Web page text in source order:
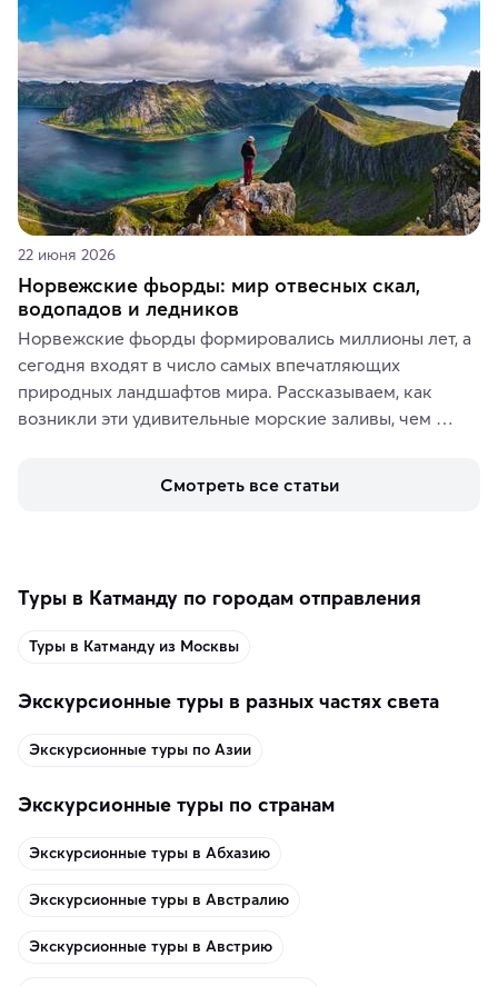
аутентичных лавках — в подарок близким или себе на
память о путешествии.
22 июня 2026
Норвежские фьорды: мир отвесных скал,
водопадов и ледников
Норвежские фьорды формировались миллионы лет, а
сегодня входят в число самых впечатляющих
природных ландшафтов мира. Рассказываем, как
возникли эти удивительные морские заливы, чем
включить в маршрут по Норвегии.
Смотреть все статьи
Туры в Катманду по городам отправления
Туры в Катманду из Москвы
Экскурсионные туры в разных частях света
Экскурсионные туры по Азии
Экскурсионные туры по странам
Экскурсионные туры в Абхазию
Экскурсионные туры в Австралию
Экскурсионные туры в Австрию